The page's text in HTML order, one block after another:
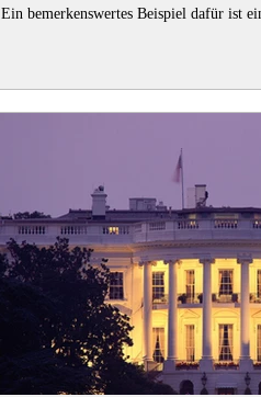
Ein bemerkenswertes Beispiel dafür ist